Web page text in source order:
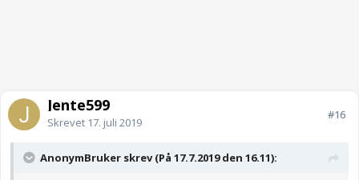
Jente599
Skrevet 17. juli 2019
#16
AnonymBruker skrev (På 17.7.2019 den 16.11):